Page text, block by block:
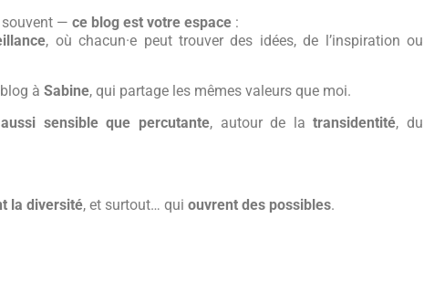
souvent — ce blog est votre espace :
, où chacun·e peut trouver des idées, de l’inspiration ou
à Sabine, qui partage les mêmes valeurs que moi.
aussi sensible que percutante, autour de latransidentité, du
la diversité, et surtout… qui ouvrent des possibles.